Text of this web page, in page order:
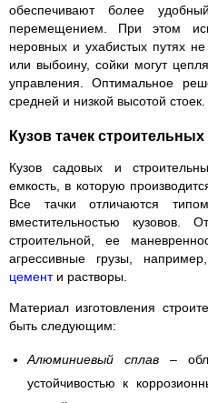
обеспечивают более
перемещением. При этом
неровных и ухабистых путях
или выбоину, сойки могут
управления. Оптимальное
средней и низкой высотой стоек.
Кузов тачек
Кузов садовых и
емкость, в которую
Все тачки отличаются
вместительностью кузовов.
строительной, ее
агрессивные грузы,
цементи растворы.
Материал изготовления
быть следующим:
Алюминиевый сплав–
устойчивостью к